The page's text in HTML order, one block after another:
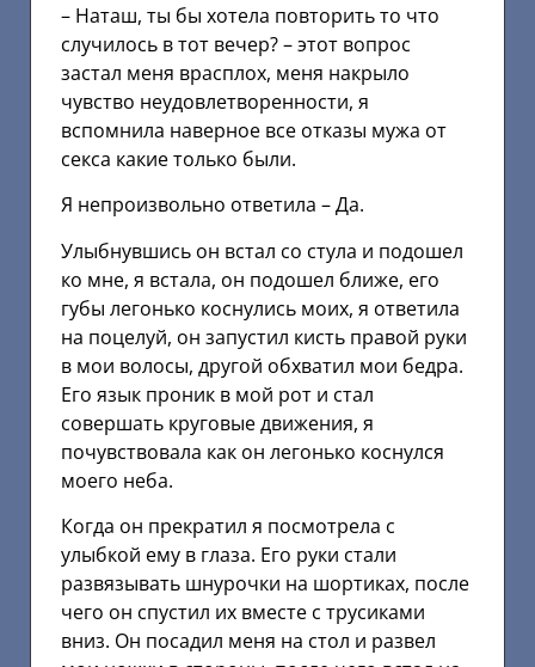
– Наташ, ты бы хотела повторить то что
случилось в тот вечер? – этот вопрос
застал меня врасплох, меня накрыло
чувство неудовлетворенности, я
вспомнила наверное все отказы мужа от
секса какие только были.
Я непроизвольно ответила – Да.
Улыбнувшись он встал со стула и подошел
ко мне, я встала, он подошел ближе, его
губы легонько коснулись моих, я ответила
на поцелуй, он запустил кисть правой руки
в мои волосы, другой обхватил мои бедра.
Его язык проник в мой рот и стал
совершать круговые движения, я
почувствовала как он легонько коснулся
моего неба.
Когда он прекратил я посмотрела с
улыбкой ему в глаза. Его руки стали
развязывать шнурочки на шортиках, после
чего он спустил их вместе с трусиками
вниз. Он посадил меня на стол и развел